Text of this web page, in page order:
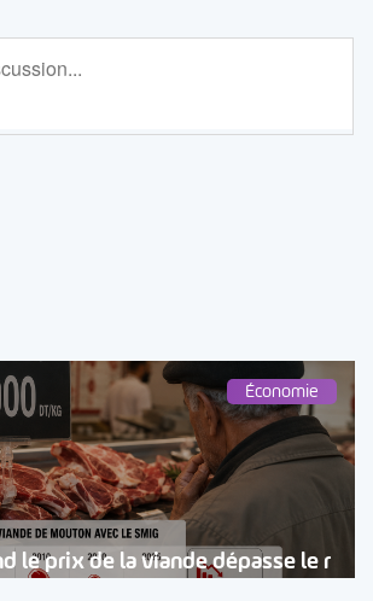
Économie
le prix de la viande dépasse le r